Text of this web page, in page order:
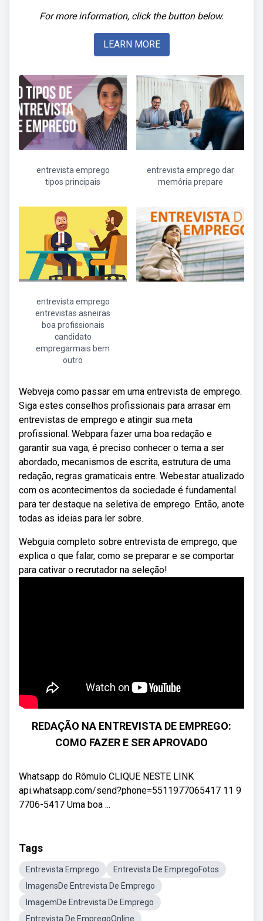
For more information, click the button below.
LEARN MORE
entrevista emprego
tipos principais
entrevista emprego dar
memória prepare
entrevista emprego
entrevistas asneiras
boa profissionais
candidato
empregarmais bem
outro
Webveja como passar em uma entrevista de emprego.
Siga estes conselhos profissionais para arrasar em
entrevistas de emprego e atingir sua meta
profissional. Webpara fazer uma boa redação e
garantir sua vaga, é preciso conhecer o tema a ser
abordado, mecanismos de escrita, estrutura de uma
redação, regras gramaticais entre. Webestar atualizado
com os acontecimentos da sociedade é fundamental
para ter destaque na seletiva de emprego. Então, anote
todas as ideias para ler sobre.
Webguia completo sobre entrevista de emprego, que
explica o que falar, como se preparar e se comportar
para cativar o recrutador na seleção!
REDAÇÃO NA ENTREVISTA DE EMPREGO:
COMO FAZER E SER APROVADO
Whatsapp do Rômulo CLIQUE NESTE LINK
api.whatsapp.com/send?phone=5511977065417 11 9
7706-5417 Uma boa ...
Tags
Entrevista Emprego
Entrevista De EmpregoFotos
ImagensDe Entrevista De Emprego
ImagemDe Entrevista De Emprego
Entrevista De EmpregoOnline